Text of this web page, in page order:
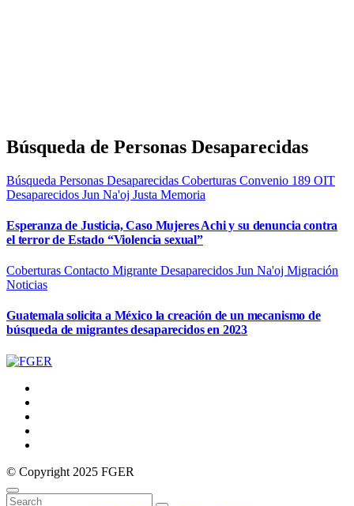
Búsqueda de Personas Desaparecidas
Búsqueda Personas Desaparecidas Coberturas Convenio 189 OIT
Desaparecidos Jun Na'oj Justa Memoria
Esperanza de Justicia, Caso Mujeres Achi y su denuncia contra
el terror de Estado “Violencia sexual”
Coberturas Contacto Migrante Desaparecidos Jun Na'oj Migración
Noticias
Guatemala solicita a México la creación de un mecanismo de
búsqueda de migrantes desaparecidos en 2023
© Copyright 2025 FGER